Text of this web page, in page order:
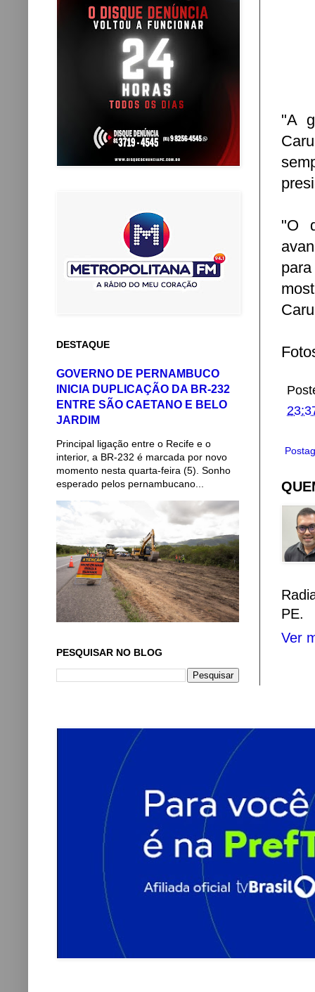
"A
"O
PE.
Ver
DESTAQUE
GOVERNO DE PERNAMBUCO
INICIA DUPLICAÇÃO DA BR-232
ENTRE SÃO CAETANO E BELO
JARDIM
Principal ligação entre o Recife e o
interior, a BR-232 é marcada por novo
momento nesta quarta-feira (5). Sonho
esperado pelos pernambucano...
PESQUISAR NO BLOG